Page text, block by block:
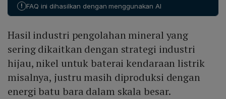
ketergantungan pada fosil.
realisasi energi terbarukan masih jauh dari target,
energi nasional dan komitmen pemerintah untuk
mencapai 100 % energi terbarukan pada 2035.
! FAQ ini dihasilkan dengan menggunakan AI
Hasil industri pengolahan mineral yang
sering dikaitkan dengan strategi industri
hijau, nikel untuk baterai kendaraan listrik
misalnya, justru masih diproduksi dengan
energi batu bara dalam skala besar.